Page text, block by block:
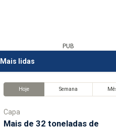
PUB
Mais lidas
Hoje Semana
Capa
Mais de 32 toneladas de